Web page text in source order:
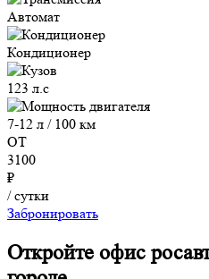
Автомат
Кондиционер
123 л.с
7-12 л / 100 км
ОТ
3100
₽
/ сутки
Забронировать
Откройте офис